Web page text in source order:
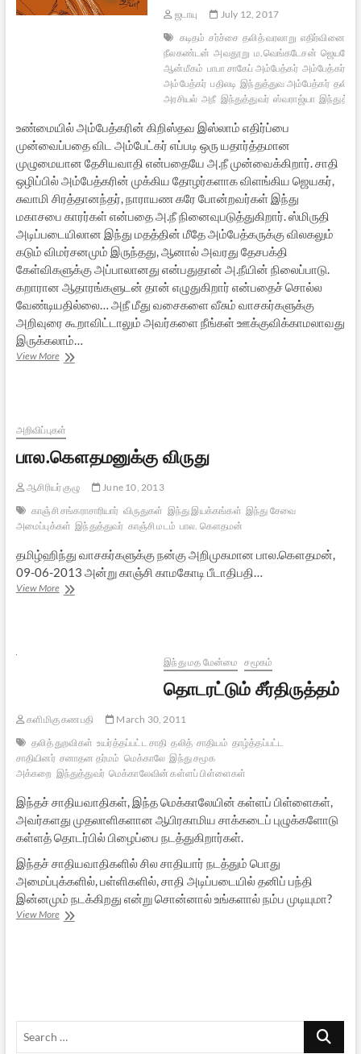
ஜடாயு
July 12, 2017
கடிதம் சர்ச்சை தலித் வரலாறு எதிர்வினை
நீலகண்டன் அவதூறு ம.வெங்கடேசன்
ஆன்மீகம் பாபா சாகேப் அம்பேத்கர் அம்பேத்கர்
அம்பேத்கர் பதிலடி இந்துத்துவ அம்பேத்கர் தலித்
அரசியல் அநீ இந்துத்துவர் ஸ்வராஜ்யா
உண்மையில் அம்பேத்கரின் கிறிஸ்தவ இஸ்லாம் எதிர்ப்பை
முன்வைப்பதை விட அம்பேட்கர் எப்படி ஒரு யதார்த்தமான
முழுமையான தேசியவாதி என்பதையே அ.நீ முன்வைக்கிறார். சாதி
ஒழிப்பில் அம்பேத்கரின் முக்கிய தோழர்களாக விளங்கிய ஜெயகர்,
சுவாமி சிரத்தானந்தர், நாராயண கரே போன்றவர்கள் இந்து
மகாசபை காரர்கள் என்பதை அ.நீ நினைவுபடுத்துகிறார். ஸ்மிருதி
அடிப்படையிலான இந்து மதத்தின் மீதே அம்பேத்கருக்கு விலகலும்
கடும் விமர்சனமும் இருந்தது, ஆனால் அவரது தேசபக்தி
கேள்விகளுக்கு அப்பாலானது என்பதுதான் அ.நீயின் நிலைப்பாடு.
கறாரான ஆதாரங்களுடன் தான் எழுதுகிறார் என்பதைச் சொல்ல
வேண்டியதில்லை… அநீ மீது வசைகளை வீசும் வாசகர்களுக்கு
அறிவுரை கூறாவிட்டாலும் அவர்களை நீங்கள் ஊக்குவிக்காமலாவது
இருக்கலாம்…
View Moreஅரசியலும்
கடிதம்
அறிவிப்புகள்
பால.கௌதமனுக்கு விருது
ஆசிரியர் குழு
June 10, 2013
காஞ்சி சங்கராசாரியார் விருதுகள் இந்து இயக்கங்கள் இந்து சேவை
அமைப்புக்கள் இந்துத்துவர் காஞ்சி மடம் பால. கௌதமன்
தமிழ்ஹிந்து வாசகர்களுக்கு நன்கு அறிமுகமான பால.கௌதமன்,
09-06-2013 அன்று காஞ்சி காமகோடி பீடாதிபதி…
View Moreபால.கௌதமனுக்கு
இந்து மத மேன்மை சமூகம்
தொடரட்டும் சீர்திருத்தம்
களிமிகு கணபதி
March 30, 2011
தலித் துறவிகள் உயர்த்தப்பட்ட சாதி தலித் சாதியம் தாழ்த்தப்பட்ட
சாதியினர் சனாதன தர்மம் மெக்காலே இந்து சமூக
அக்கறை இந்துத்துவர் மெக்காலேவின் கள்ளப் பிள்ளைகள்
இந்தச் சாதியவாதிகள், இந்த மெக்காலேயின் கள்ளப் பிள்ளைகள்,
அவர்களது முதலாளிகளான ஆபிரகாமிய சாக்கடைப் புழுக்களோடு
கள்ளத் தொடர்பில் பிழைப்பை நடத்துகிறார்கள்.
இந்தச் சாதியவாதிகளில் சில சாதியார் நடத்தும் பொது
அமைப்புக்களில், பள்ளிகளில், சாதி அடிப்படையில் தனிப் பந்தி
இன்னமும் நடக்கிறது என்று சொன்னால் உங்களால் நம்ப முடியுமா?
View Moreதொடரட்டும்
Search